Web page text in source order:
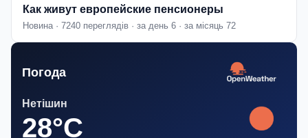
Как живут европейские пенсионеры
Новина · 7240 переглядів · за день 6 · за місяць 72
Погода
Нетішин
28°C